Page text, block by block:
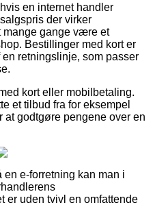
en internet handler
der virker
mange gange være et
Bestillinger med kort er
retningslinje, som passer
kort eller mobilbetaling.
et tilbud fra for eksempel
godtgøre pengene over en
en e-forretning kan man i
er uden tvivl en omfattende